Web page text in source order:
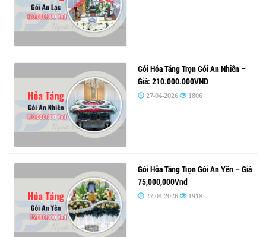
Gói Hỏa Táng Trọn Gói An Nhiên –
Giá: 210.000.000VNĐ
27-04-2026 1806
Gói Hỏa Táng Trọn Gói An Yên – Giá
75,000,000Vnđ
27-04-2026 1918